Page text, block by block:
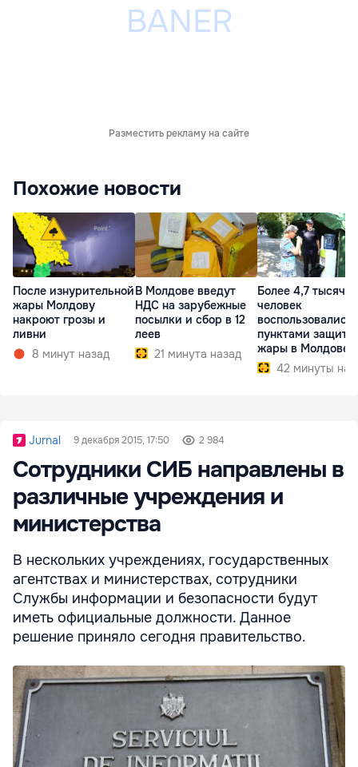
Разместить рекламу на сайте
Похожие новости
После изнурительной
жары Молдову
накроют грозы и
ливни
8 минут назад
В Молдове введут
НДС на зарубежные
посылки и сбор в 12
леев
21 минута назад
Более 4,7 тысячи
человек
воспользовались
пунктами защиты
жары в Молдове
42 минуты
Jurnal 9 декабря 2015, 17:50 2 984
Сотрудники СИБ направлены в
различные учреждения и
министерства
В нескольких учреждениях, государственных
агентствах и министерствах, сотрудники
Службы информации и безопасности будут
иметь официальные должности. Данное
решение приняло сегодня правительство.